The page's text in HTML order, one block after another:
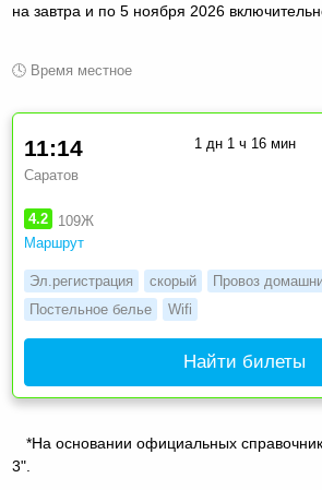
на завтра и по 5 ноября 2026
🕓 Время местное
4.2
109Ж
Маршрут
11:14
Саратов
1 дн 1 ч 16 мин
Эл.регистрация скорый
Провоз
Постельное белье
Wifi
Найти билеты
*На основании официальных
3".